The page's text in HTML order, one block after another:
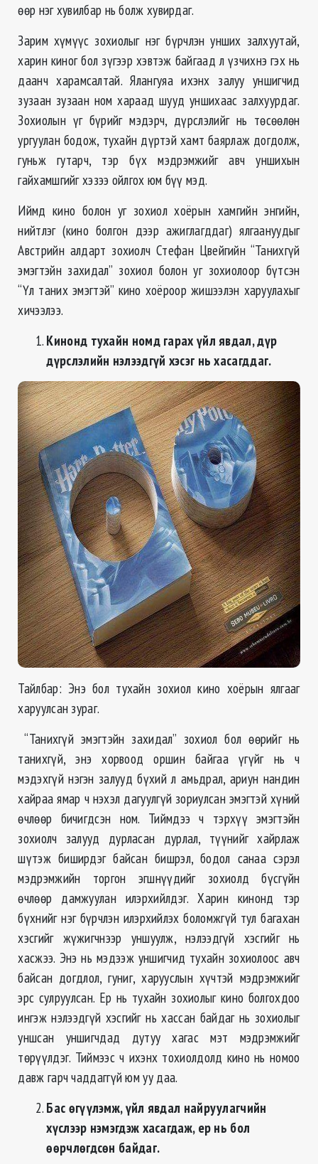
өөр нэг хувилбар нь болж хувирдаг.
Зарим хүмүүс зохиолыг нэг бүрчлэн унших залхуутай,
харин киног бол зүгээр хэвтэж байгаад л үзчихнэ гэх нь
даанч харамсалтай. Ялангуяа ихэнх залуу уншигчид
зузаан зузаан ном хараад шууд уншихаас залхуурдаг.
Зохиолын үг бүрийг мэдэрч, дүрслэлийг нь төсөөлөн
ургуулан бодож, тухайн дүртэй хамт баярлаж догдолж,
гуньж гутарч, тэр бүх мэдрэмжийг авч уншихын
гайхамшгийг хэзээ ойлгох юм бүү мэд.
Иймд кино болон уг зохиол хоёрын хамгийн энгийн,
нийтлэг (кино болгон дээр ажиглагддаг) ялгаануудыг
Австрийн алдарт зохиолч Стефан Цвейгийн “Танихгүй
эмэгтэйн захидал” зохиол болон уг зохиолоор бүтсэн
“Үл таних эмэгтэй” кино хоёроор жишээлэн харуулахыг
хичээлээ.
Кинонд тухайн номд гарах үйл явдал, дүр
дүрслэлийн нэлээдгүй хэсэг нь хасагддаг.
Тайлбар: Энэ бол тухайн зохиол кино хоёрын ялгааг
харуулсан зураг.
“Танихгүй эмэгтэйн захидал” зохиол бол өөрийг нь
танихгүй, энэ хорвоод оршин байгаа үгүйг нь ч
мэдэхгүй нэгэн залууд бүхий л амьдрал, ариун нандин
хайраа ямар ч нэхэл дагуулгүй зориулсан эмэгтэй хүний
өчлөөр бичигдсэн ном. Тиймдээ ч тэрхүү эмэгтэйн
зохиолч залууд дурласан дурлал, түүнийг хайрлаж
шүтэж биширдэг байсан бишрэл, бодол санаа сэрэл
мэдрэмжийн торгон эгшнүүдийг зохиолд бүсгүйн
өчлөөр дамжуулан илэрхийлдэг. Харин кинонд тэр
бүхнийг нэг бүрчлэн илэрхийлэх боломжгүй тул багахан
хэсгийг жүжигчнээр уншуулж, нэлээдгүй хэсгийг нь
хасжээ. Энэ нь мэдээж уншигчид тухайн зохиолоос авч
байсан догдлол, гуниг, харууслын хүчтэй мэдрэмжийг
эрс сулруулсан. Ер нь тухайн зохиолыг кино болгохдоо
ингэж нэлээдгүй хэсгийг нь хассан байдаг нь зохиолыг
уншсан уншигчдад дутуу хагас мэт мэдрэмжийг
төрүүлдэг. Тиймээс ч ихэнх тохиолдолд кино нь номоо
давж гарч чаддаггүй юм уу даа.
Бас өгүүлэмж, үйл явдал найруулагчийн
хүслээр нэмэгдэж хасагдаж, ер нь бол
өөрчлөгдсөн байдаг.